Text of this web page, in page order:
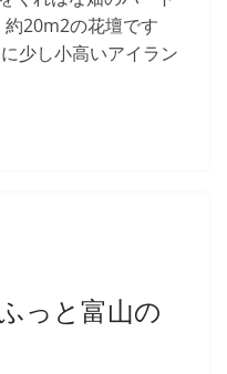
20m2の花壇です
少し小高いアイラン
っと富山の